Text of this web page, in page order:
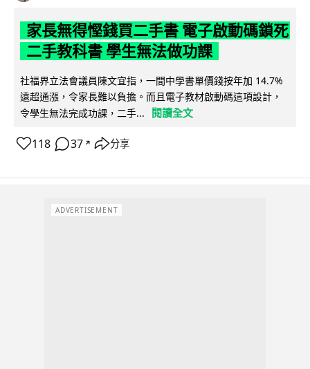
家長無得慳錢買二手書 電子啟動碼鎖死
二手教科書 學生無法做功課
社福界立法會議員陳文宜指，一間中學書單價錢按年加 14.7%
遠超通漲，令家長難以負擔。而且電子教材啟動碼這項設計，
令學生無法完成功課，二手...
閱讀全文
118 37 ↗ 分享
ADVERTISEMENT